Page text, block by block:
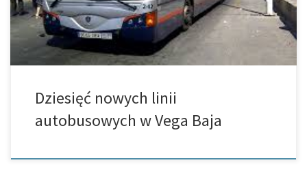
Dziesięć nowych linii
autobusowych w Vega Baja